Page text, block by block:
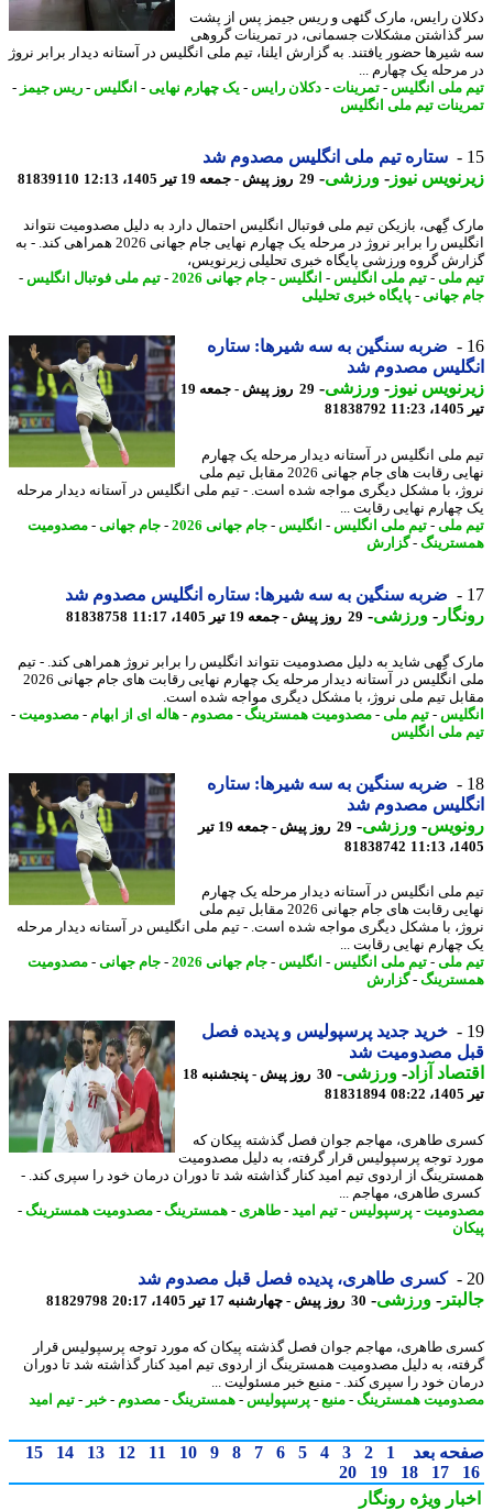
رایس، مارک گئهی و ریس جیمز پس از پشت
مشکلات جسمانی، در تمرینات گروهی
حضور یافتند. به گزارش ایلنا، تیم ملی انگلیس در آستانه دیدار برابر نروژ
یک چهارم ...
ملی انگلیس-تمرینات -دکلان رایس -یک چهارم نهایی-انگلیس-ریس جیمز-
تیم ملی انگلیس
ستاره تیم ملی انگلیس مصدوم شد
نیوز-ورزشی-29 روز پیش - جمعه 19 تیر 1405، 12:13 81839110
گِهی، بازیکن تیم ملی فوتبال انگلیس احتمال دارد به دلیل مصدومیت نتواند
انگلیس را برابر نروژ در مرحله یک چهارم نهایی جام جهانی 2026 همراهی کند. - به
گروه ورزشی پایگاه خبری تحلیلی زیرنویس،
ملی -تیم ملی انگلیس-انگلیس-جام جهانی 2026 -تیم ملی فوتبال انگلیس-
جهانی-پایگاه خبری تحلیلی
ضربه سنگین به سه شیرها: ستاره
مصدوم شد
نیوز-ورزشی-
29 روز پیش - جمعه 19
81838792
ملی انگلیس در آستانه دیدار مرحله یک چهارم
نهایی رقابت های جام جهانی 2026 مقابل تیم ملی
با مشکل دیگری مواجه شده است. - تیم ملی انگلیس در آستانه دیدار مرحله
نهایی رقابت ...
ملی -تیم ملی انگلیس-انگلیس-جام جهانی 2026 -جام جهانی-مصدومیت
-گزارش
ضربه سنگین به سه شیرها: ستاره انگلیس مصدوم شد
-ورزشی-29 روز پیش - جمعه 19 تیر 1405، 11:17 81838758
گِهی شاید به دلیل مصدومیت نتواند انگلیس را برابر نروژ همراهی کند. - تیم
ملی انگلیس در آستانه دیدار مرحله یک چهارم نهایی رقابت های جام جهانی 2026
تیم ملی نروژ، با مشکل دیگری مواجه شده است.
-تیم ملی -مصدومیت همسترینگ -مصدوم-هاله ای از ابهام -مصدومیت-
ملی انگلیس
ضربه سنگین به سه شیرها: ستاره
مصدوم شد
-ورزشی-
29 روز پیش - جمعه 19 تیر
81838742
ملی انگلیس در آستانه دیدار مرحله یک چهارم
نهایی رقابت های جام جهانی 2026 مقابل تیم ملی
با مشکل دیگری مواجه شده است. - تیم ملی انگلیس در آستانه دیدار مرحله
نهایی رقابت ...
ملی -تیم ملی انگلیس-انگلیس-جام جهانی 2026 -جام جهانی-مصدومیت
-گزارش
خرید جدید پرسپولیس و پدیده فصل
مصدومیت شد
آزاد - ورزشی-
30 روز پیش - پنجشنبه 18
81831894
طاهری، مهاجم جوان فصل گذشته پیکان که
توجه پرسپولیس قرار گرفته، به دلیل مصدومیت
از اردوی تیم امید کنار گذاشته شد تا دوران درمان خود را سپری کند. -
طاهری، مهاجم ...
-پرسپولیس-تیم امید -طاهری- همسترینگ -مصدومیت همسترینگ -
کسری طاهری، پدیده فصل قبل مصدوم شد
-ورزشی-30 روز پیش - چهارشنبه 17 تیر 1405، 20:17 81829798
طاهری، مهاجم جوان فصل گذشته پیکان که مورد توجه پرسپولیس قرار
به دلیل مصدومیت همسترینگ از اردوی تیم امید کنار گذاشته شد تا دوران
خود را سپری کند. - منبع خبر مسئولیت ...
همسترینگ -منبع -پرسپولیس-همسترینگ -مصدوم-خبر-تیم امید
بعد 1
2
3
4
5
6
7
8
9
10
11
12
13
14
15
17
18
19
20
ویژهرونگار